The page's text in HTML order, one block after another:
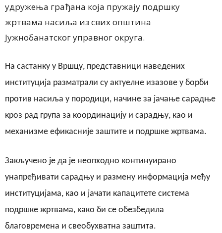
удружења грађана која пружају подршку
жртвама насиља из свих општина
Јужнобанатскогуправногокруга.
На састанку у Вршцу, представници наведених
институција разматрали су актуелне изазове у борби
против насиља у породици, начине за јачање сарадње
кроз рад група за координацију и сарадњу, као и
механизме ефикасније заштите и подршке жртвама.
Закључено је да је неопходно континуирано
унапређивати сарадњу и размену информација међу
институцијама, као и јачати капацитете система
подршке жртвама, како би се обезбедила
благовремена и свеобухватна заштита.